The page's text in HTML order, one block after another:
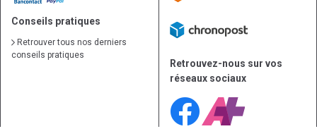
Conseils pratiques
Retrouver tous nos derniers
conseils pratiques
Retrouvez-nous sur vos
réseaux sociaux